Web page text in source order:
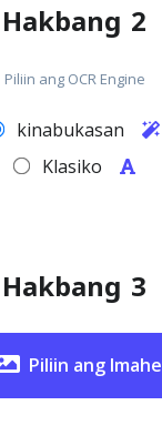
Hakbang 2
Piliin ang OCR Engine
kinabukasan
Klasiko
Hakbang 3
Piliin ang Imahe